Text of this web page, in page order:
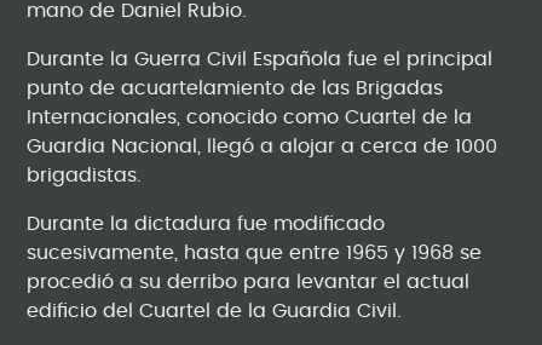
mano de Daniel Rubio.
Durante la Guerra Civil Española fue el principal
punto de acuartelamiento de las Brigadas
Internacionales, conocido como Cuartel de la
Guardia Nacional, llegó a alojar a cerca de 1000
brigadistas.
Durante la dictadura fue modificado
sucesivamente, hasta que entre 1965 y 1968 se
procedió a su derribo para levantar el actual
edificio del Cuartel de la Guardia Civil.